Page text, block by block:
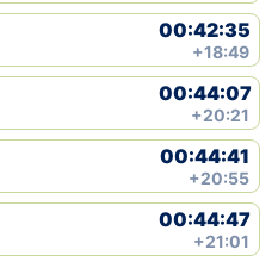
00:42:35
+18:49
00:44:07
+20:21
00:44:41
+20:55
00:44:47
+21:01